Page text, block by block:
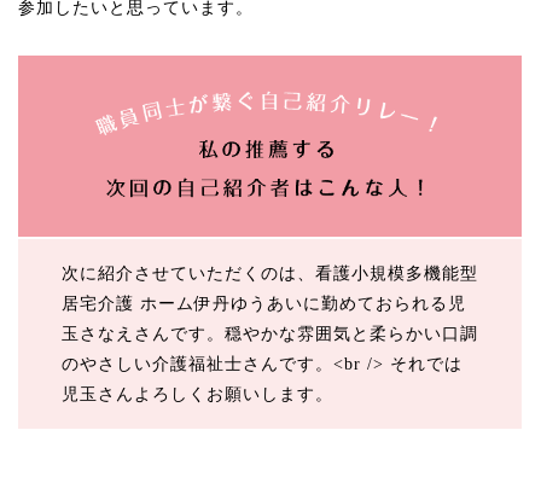
参加したいと思っています。
次に紹介させていただくのは、看護小規模多機能型
居宅介護 ホーム伊丹ゆうあいに勤めておられる児
玉さなえさんです。穏やかな雰囲気と柔らかい口調
のやさしい介護福祉士さんです。<br /> それでは
児玉さんよろしくお願いします。